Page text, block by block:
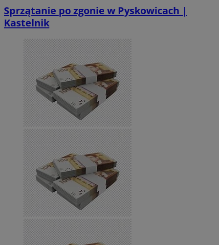
Sprzątanie po zgonie w Pyskowicach |
Kastelnik